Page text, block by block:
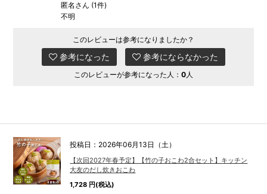
匿名さん (1件)
不明
このレビューは参考になりましたか？
参考になった 参考にならなかった
このレビューが参考になった人： 0人
投稿日：2026年06月13日（土）
【次回2027年春予定】【竹の子おこわ2合セット】キッチン
大友のだし炊きおこわ
1,728 円(税込)